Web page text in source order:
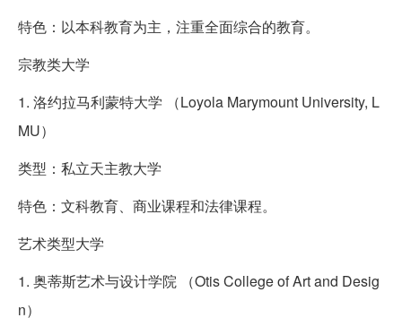
特色：以本科教育为主，注重全面综合的教育。
宗教类大学
1. 洛约拉马利蒙特大学 （Loyola Marymount University, L
MU）
类型：私立天主教大学
特色：文科教育、商业课程和法律课程。
艺术类型大学
1. 奥蒂斯艺术与设计学院 （Otis College of Art and Desig
n）